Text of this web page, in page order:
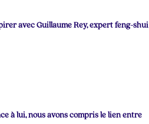
avec Guillaume Rey, expert feng-shui
à lui, nous avons compris le lien entre